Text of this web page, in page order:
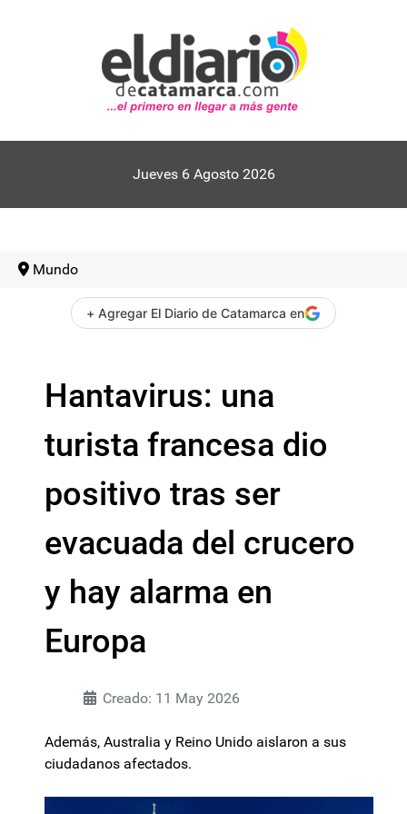
Jueves 6 Agosto 2026
Mundo
+ Agregar El Diario de Catamarca en
Hantavirus: una
turista francesa dio
positivo tras ser
evacuada del crucero
y hay alarma en
Europa
Creado: 11 May 2026
Además, Australia y Reino Unido aislaron a sus
ciudadanos afectados.